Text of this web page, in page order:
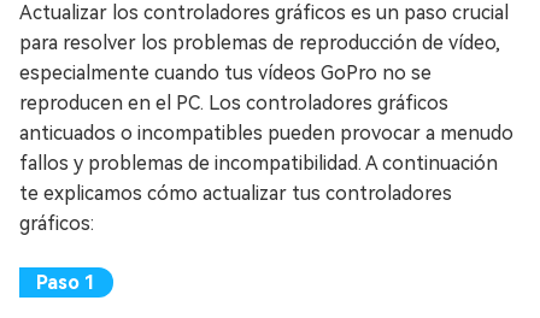
Actualizar los controladores gráficos es un paso crucial
para resolver los problemas de reproducción de vídeo,
especialmente cuando tus vídeos GoPro no se
reproducen en el PC. Los controladores gráficos
anticuados o incompatibles pueden provocar a menudo
fallos y problemas de incompatibilidad. A continuación
te explicamos cómo actualizar tus controladores
gráficos: